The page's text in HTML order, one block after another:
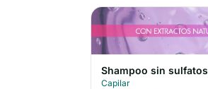
Shampoo sin sulfatos
Capilar